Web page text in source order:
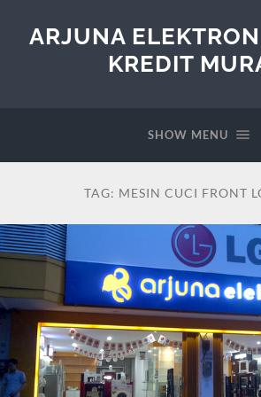
ARJUNA
KREDIT
SHOW MENU
TAG: MESIN CUCI FRONT